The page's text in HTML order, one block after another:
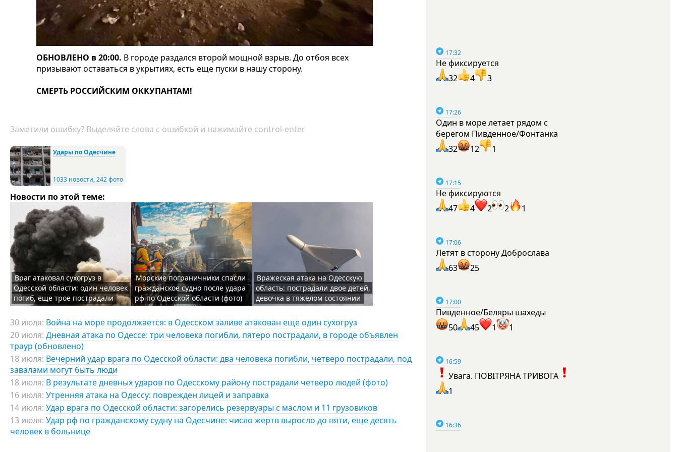
ОБНОВЛЕНО в 20:00. В городе раздался второй мощной взрыв. До отбоя всех
призывают оставаться в укрытиях, есть еще пуски в нашу сторону.
СМЕРТЬ РОССИЙСКИМ ОККУПАНТАМ!
Заметили ошибку? Выделяйте слова с ошибкой и нажимайте control-enter
Удары по Одесчине
1033 новости,242 фото
Новости по этой теме:
Враг атаковал сухогруз в
Одесской области: один человек
погиб, еще трое пострадали
Морские пограничники спасли
гражданское судно после удара
рф по Одесской области (фото)
Вражеская атака на Одесскую
область: пострадали двое детей,
девочка в тяжелом состоянии
30 июля: Война на море продолжается: в Одесском заливе атакован еще один сухогруз
20 июля: Дневная атака по Одессе: три человека погибли, пятеро пострадали, в городе объявлен
траур (обновлено)
18 июля: Вечерний удар врага по Одесской области: два человека погибли, четверо пострадали, под
завалами могут быть люди
18 июля: В результате дневных ударов по Одесскому району пострадали четверо людей (фото)
16 июля: Утренняя атака на Одессу: поврежден лицей и заправка
14 июля: Удар врага по Одесской области: загорелись резервуары с маслом и 11 грузовиков
13 июля: Удар рф по гражданскому судну на Одесчине: число жертв выросло до пяти, еще десять
человек в больнице
17:32
Не фиксируется
32
4 3
17:26
Один в море летает рядом с
берегом Пивденное/Фонтанка
32
12 1
17:15
Не фиксируются
47
4 2 2 1
17:06
Летят в сторону Доброслава
63
25
17:00
Пивденное/Беляры шахеды
50
45 1 1
16:59
Увага. ПОВІТРЯНА ТРИВОГА
1
16:36